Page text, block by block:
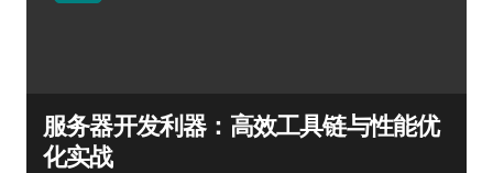
服务器开发利器：高效工具链与性能优
化实战